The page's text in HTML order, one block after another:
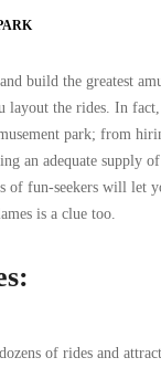
build the greatest
layout the rides. In
park; from
an adequate supply
of fun-seekers will let
is a clue too.
of rides and